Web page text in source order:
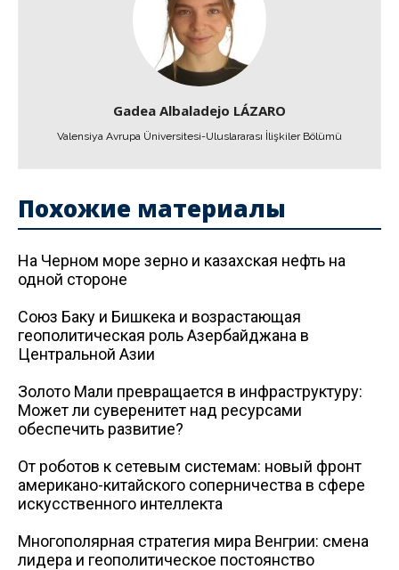
Gadea Albaladejo LÁZARO
Valensiya Avrupa Üniversitesi-Uluslararası İlişkiler Bölümü
Похожие материалы
На Черном море зерно и казахская нефть на
одной стороне
Союз Баку и Бишкека и возрастающая
геополитическая роль Азербайджана в
Центральной Азии
Золото Мали превращается в инфраструктуру:
Может ли суверенитет над ресурсами
обеспечить развитие?
От роботов к сетевым системам: новый фронт
американо-китайского соперничества в сфере
искусственного интеллекта
Многополярная стратегия мира Венгрии: смена
лидера и геополитическое постоянство